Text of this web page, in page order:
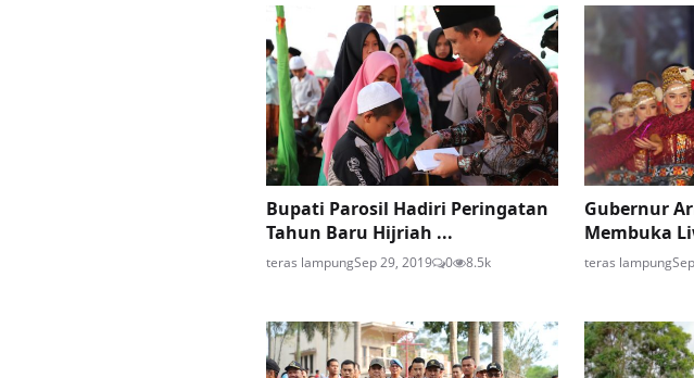
Bupati Parosil Hadiri Peringatan
Tahun Baru Hijriah ...
teras lampungSep 29, 2019 0 8.5k
Gubernur
Membuka
teras lampung